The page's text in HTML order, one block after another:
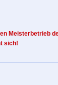
Meisterbetrieb
sich!